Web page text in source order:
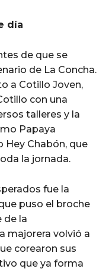
día
de que se
de La Concha.
a Cotillo Joven,
con una
talleres y la
Papaya
Hey Chabón, que
la jornada.
fue la
puso el broche
de la
majorera volvió a
corearon sus
que ya forma